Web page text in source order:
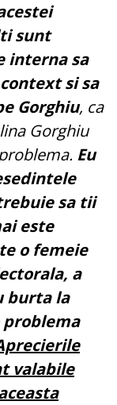
sunt
interna sa
si sa
Gorghiu, ca
Gorghiu
Eu
sa tii
este
o femeie
a
burta la
problema
valabile